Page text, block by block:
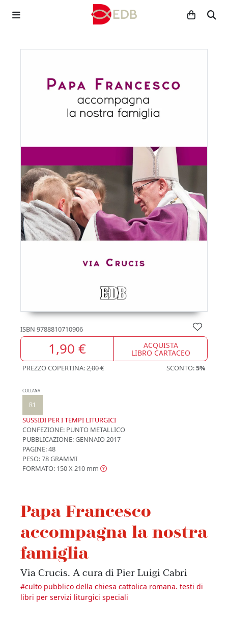
ISBN 9788810710906
1,90 € ACQUISTA
LIBRO CARTACEO
PREZZO COPERTINA:2,00 € SCONTO:5%
COLLANA
R1
SUSSIDI PER I TEMPI LITURGICI
CONFEZIONE: PUNTO METALLICO
PUBBLICAZIONE:GENNAIO 2017
PAGINE: 48
PESO: 78 GRAMMI
FORMATO: 150 X 210 mm
Papa Francesco
accompagna la nostra
famiglia
Via Crucis. A cura di Pier Luigi Cabri
#culto pubblico della chiesa cattolica romana. testi di
libri per servizi liturgici speciali